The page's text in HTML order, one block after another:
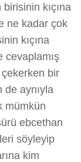
kıçına
ne kadar çok
kıçına
cevaplamış
bir
de aynıyla
mümkün
ebcethan
söyleyip
kim